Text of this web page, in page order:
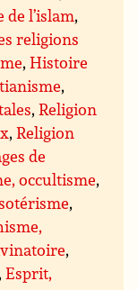
l’islam,
religions
,Histoire
,
,Religion
,Religion
de
occultisme,
,
,
,Esprit,